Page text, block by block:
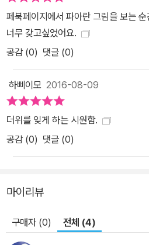
페북페이지에서 파아란 그림을 보는
너무 갖고싶었어요.
공감 (0) 댓글 (0)
하삐이모 2016-08-09
더위를 잊게 하는 시원함.
공감 (0) 댓글 (0)
마이리뷰
구매자 (0) 전체 (4)